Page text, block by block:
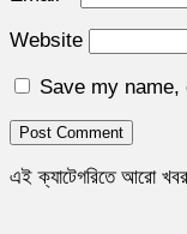
Website
Save my
এই ক্যাটেগরিতে আরো খবর